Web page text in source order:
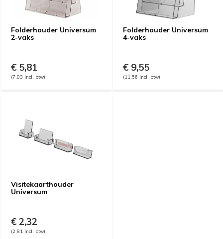
Folderhouder Universum
2-vaks
€ 5,81
(7,03 Incl. btw)
Folderhouder Universum
4-vaks
€ 9,55
(11,56 Incl. btw)
Visitekaarthouder
Universum
€ 2,32
(2,81 Incl. btw)